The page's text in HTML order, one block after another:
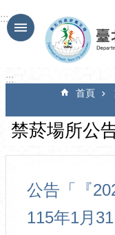
跳到主要內容區塊
:::
:::
首頁
禁菸場所公
公告「『
115年1月